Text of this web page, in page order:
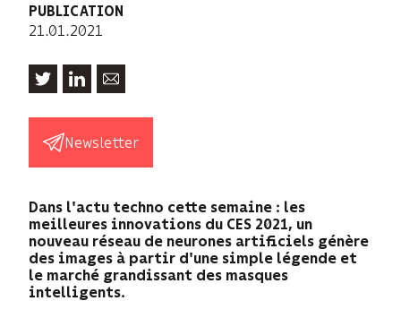
PUBLICATION
21.01.2021
Newsletter
Dans l'actu techno cette semaine : les
meilleures innovations du CES 2021, un
nouveau réseau de neurones artificiels génère
des images à partir d'une simple légende et
le marché grandissant des masques
intelligents.